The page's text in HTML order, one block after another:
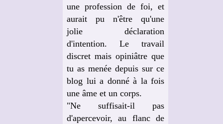
une profession de foi, et
aurait pu n'être qu'une
jolie déclaration
d'intention. Le travail
discret mais opiniâtre que
tu as menée depuis sur ce
blog lui a donné à la fois
une âme et un corps.
"Ne suffisait-il pas
d'apercevoir, au flanc de